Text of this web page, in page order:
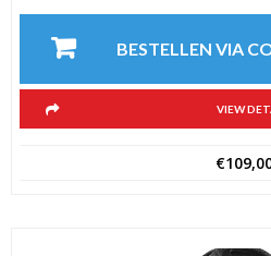
BESTELLEN VIA
VIEW
€